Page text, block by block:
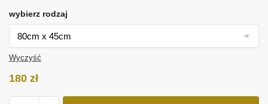
wybierz rodzaj
Wyczyść
180 zł